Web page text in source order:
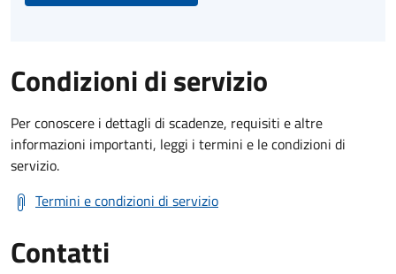
Condizioni di servizio
Per conoscere i dettagli di scadenze, requisiti e altre
informazioni importanti, leggi i termini e le condizioni di
servizio.
Termini e condizioni di servizio
Contatti